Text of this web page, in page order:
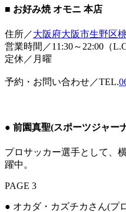
■ お好み焼 オモニ 本店
住所／大阪府大阪市生野区
営業時間／11:30～22:00（
定休／月曜
予約・お問い合わせ／TEL.
● 前園真聖(スポーツジャー
プロサッカー選手として、
躍中。
PAGE 3
● オカダ・カズチカさん(プ